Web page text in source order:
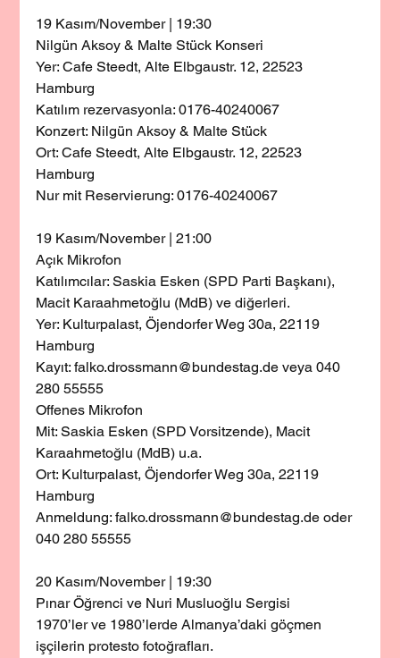
19 Kasım/November | 19:30
Nilgün Aksoy & Malte Stück Konseri
Yer: Cafe Steedt, Alte Elbgaustr. 12, 22523
Hamburg
Katılım rezervasyonla: 0176-40240067
Konzert: Nilgün Aksoy & Malte Stück
Ort: Cafe Steedt, Alte Elbgaustr. 12, 22523
Hamburg
Nur mit Reservierung: 0176-40240067
19 Kasım/November | 21:00
Açık Mikrofon
Katılımcılar: Saskia Esken (SPD Parti Başkanı),
Macit Karaahmetoğlu (MdB) ve diğerleri.
Yer: Kulturpalast, Öjendorfer Weg 30a, 22119
Hamburg
Kayıt: falko.drossmann@bundestag.de veya 040
280 55555
Offenes Mikrofon
Mit: Saskia Esken (SPD Vorsitzende), Macit
Karaahmetoğlu (MdB) u.a.
Ort: Kulturpalast, Öjendorfer Weg 30a, 22119
Hamburg
Anmeldung: falko.drossmann@bundestag.de oder
040 280 55555
20 Kasım/November | 19:30
Pınar Öğrenci ve Nuri Musluoğlu Sergisi
1970’ler ve 1980’lerde Almanya’daki göçmen
işçilerin protesto fotoğrafları.